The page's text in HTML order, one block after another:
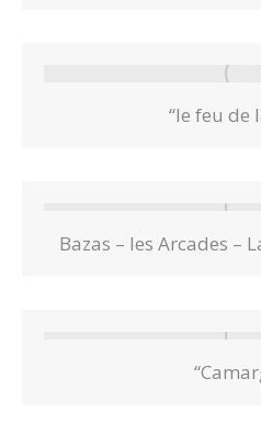
“le feu de
Bazas – les Arcades –